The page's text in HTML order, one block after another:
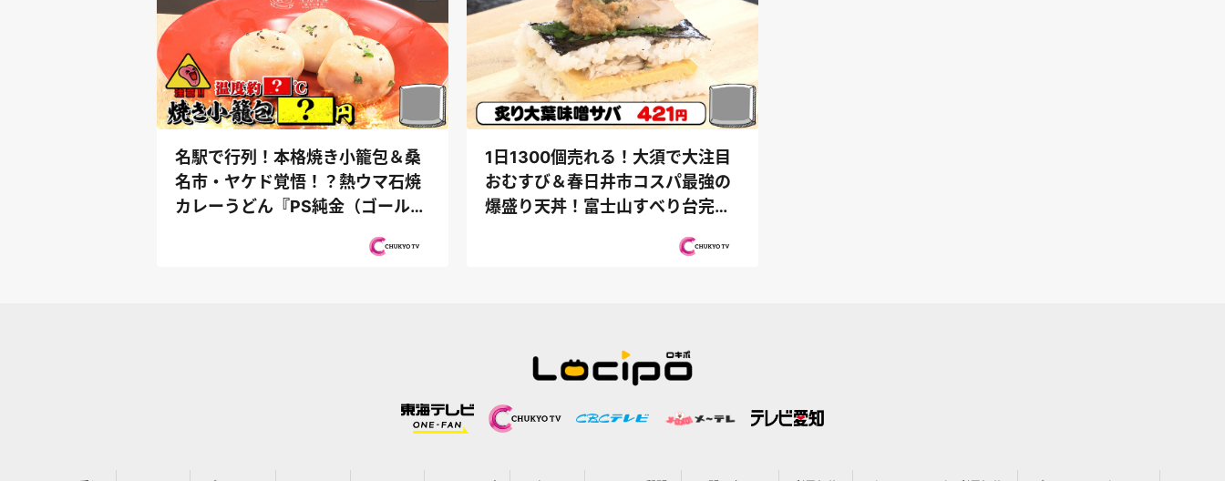
名駅で行列！本格焼き小籠包＆桑
名市・ヤケド覚悟！？熱ウマ石焼
カレーうどん『PS純金（ゴール
1日1300個売れる！大須で大注目
おむすび＆春日井市コスパ最強の
爆盛り天丼！富士山すべり台完全